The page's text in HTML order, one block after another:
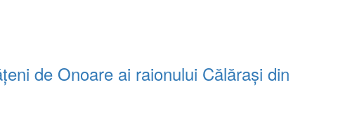
de Onoare ai raionului Călărași din